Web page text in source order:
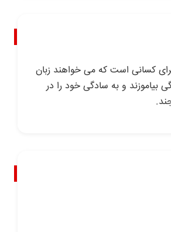
کسانی است که می خواهند زبان
بیاموزند و به سادگی خود را در